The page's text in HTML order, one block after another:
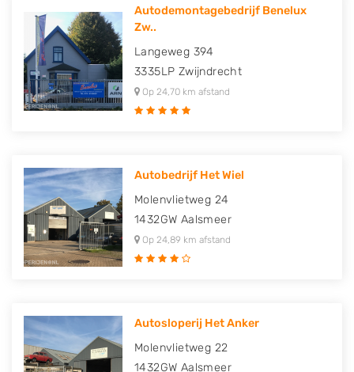
Autodemontagebedrijf Benelux
Zw..
Langeweg 394
3335LP Zwijndrecht
Op 24,70 km afstand
Autobedrijf Het Wiel
Molenvlietweg 24
1432GW Aalsmeer
Op 24,89 km afstand
Autosloperij Het Anker
Molenvlietweg 22
1432GW Aalsmeer